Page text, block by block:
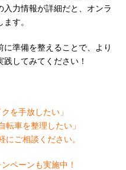
力情報が詳細だと、オンラ
す。
準備を整えることで、より
してみてください！
を手放したい」
転車を整理したい」
にご相談ください。
ペーンも実施中！